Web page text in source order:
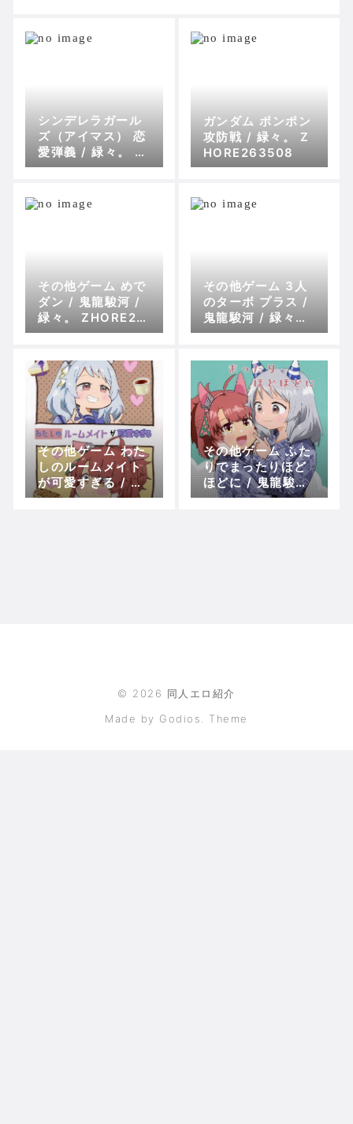
シンデレラガール
ズ（アイマス） 恋
愛弾義 / 緑々。 Z
HORE230979
ガンダム ポンポン
攻防戦 / 緑々。 Z
HORE263508
その他ゲーム めで
ダン / 鬼龍駿河 /
緑々。 ZHORE27
8355
その他ゲーム 3人
のターボ プラス /
鬼龍駿河 / 緑々。
ZHORE270401
その他ゲーム わた
しのルームメイト
が可愛すぎる / 鬼
龍駿河 / 緑々。 Z
その他ゲーム ふた
りでまったりほど
ほどに / 鬼龍駿河
/ 緑々。 ZHORE2
© 2026 同人エロ紹介
Made by Godios. Theme